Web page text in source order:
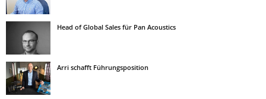
Head of Global Sales für Pan Acoustics
Arri schafft Führungsposition